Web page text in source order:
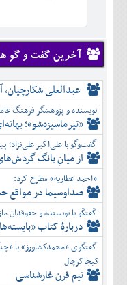
دی
بهمن
اسفند
آبان
آذر
دی
بهمن
اسفند
شهريور
مهر
آبان
آذر
دی
بهمن
اسفند
تير
مرداد
شهريور
مهر
آبان
آذر
دی
بهمن
اسفند
آخرین گفت و گو
عبدالعلی
نویسنده و پژوهشگر فرهنگ
«تیرماسیزه‌شو»؛
گفت‌وگو با علی‌اکبر علی‌نژاد؛
از میانِ بانگ
«احمد عطاریه» مطرح کرد:
صداوسیما در مواقع
گفتگو با نویسنده و حقوقدان
دربارۀ کتاب
گفتگوی «محمدکشاورز» با
کیجاکرچال
نیم قرن غارشناسی